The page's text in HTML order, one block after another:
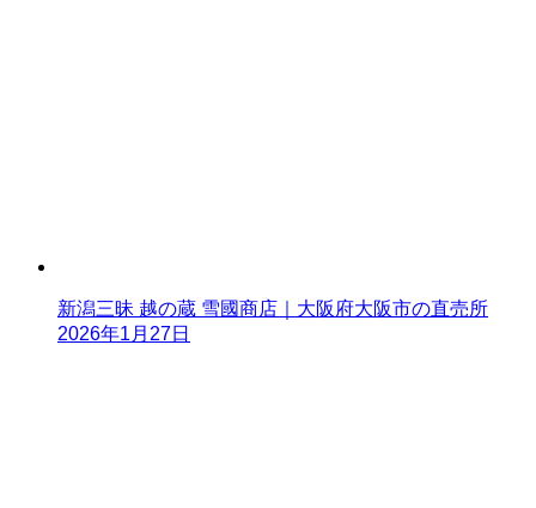
新潟三昧 越の蔵 雪國商店｜大阪府大阪市の直売所
2026年1月27日